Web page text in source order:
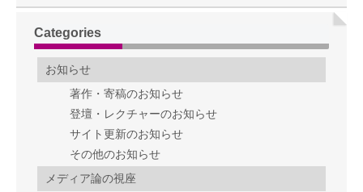
Categories
お知らせ
著作・寄稿のお知らせ
登壇・レクチャーのお知らせ
サイト更新のお知らせ
その他のお知らせ
メディア論の視座